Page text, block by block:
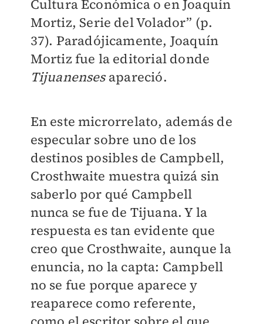
Cultura Económica o en Joaquín
Mortiz, Serie del Volador” (p.
37). Paradójicamente, Joaquín
Mortiz fue la editorial donde
Tijuanensesapareció.
En este microrrelato, además de
especular sobre uno de los
destinos posibles de Campbell,
Crosthwaite muestra quizá sin
saberlo por qué Campbell
nunca se fue de Tijuana. Y la
respuesta es tan evidente que
creo que Crosthwaite, aunque la
enuncia, no la capta: Campbell
no se fue porque aparece y
reaparece como referente,